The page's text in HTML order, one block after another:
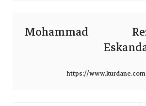
Mohammad
https://www.kurdane.com